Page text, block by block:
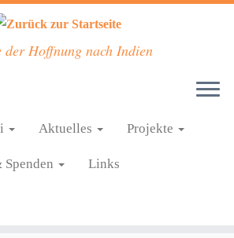
der Hoffnung nach Indien
Aktuelles Projekte
Links